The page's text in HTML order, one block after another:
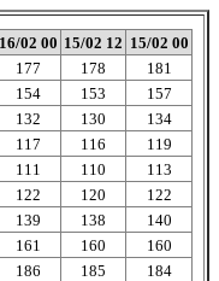
16/02 00 15/02 12 15/02 00
177 178
181
154 153
157
132 130
134
117 116
119
111 110
113
122 120
122
139 138
140
161 160
160
186 185
184